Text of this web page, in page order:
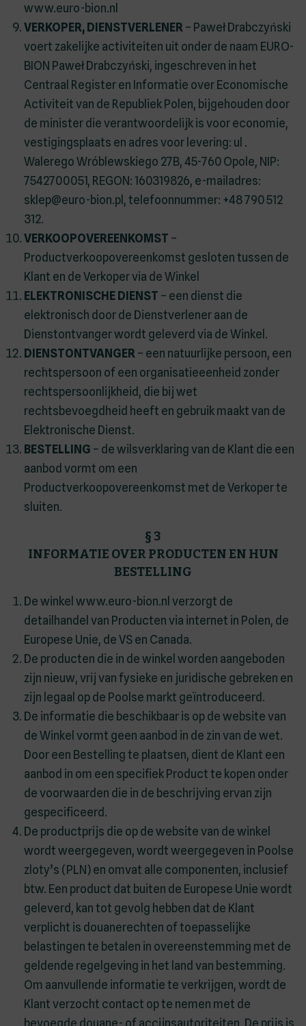
www.euro-bion.nl
VERKOPER, DIENSTVERLENER – Paweł Drabczyński
voert zakelijke activiteiten uit onder de naam EURO-
BION Paweł Drabczyński, ingeschreven in het
Centraal Register en Informatie over Economische
Activiteit van de Republiek Polen, bijgehouden door
de minister die verantwoordelijk is voor economie,
vestigingsplaats en adres voor levering: ul .
Walerego Wróblewskiego 27B, 45-760 Opole, NIP:
7542700051, REGON: 160319826, e-mailadres:
sklep@euro-bion.pl, telefoonnummer: +48 790 512
312.
VERKOOPOVEREENKOMST –
Productverkoopovereenkomst gesloten tussen de
Klant en de Verkoper via de Winkel
ELEKTRONISCHE DIENST – een dienst die
elektronisch door de Dienstverlener aan de
Dienstontvanger wordt geleverd via de Winkel.
DIENSTONTVANGER – een natuurlijke persoon, een
rechtspersoon of een organisatieeenheid zonder
rechtspersoonlijkheid, die bij wet
rechtsbevoegdheid heeft en gebruik maakt van de
Elektronische Dienst.
BESTELLING – de wilsverklaring van de Klant die een
aanbod vormt om een
Productverkoopovereenkomst met de Verkoper te
sluiten.
§ 3
INFORMATIE OVER PRODUCTEN EN HUN
BESTELLING
De winkel www.euro-bion.nl verzorgt de
detailhandel van Producten via internet in Polen, de
Europese Unie, de VS en Canada.
De producten die in de winkel worden aangeboden
zijn nieuw, vrij van fysieke en juridische gebreken en
zijn legaal op de Poolse markt geïntroduceerd.
De informatie die beschikbaar is op de website van
de Winkel vormt geen aanbod in de zin van de wet.
Door een Bestelling te plaatsen, dient de Klant een
aanbod in om een specifiek Product te kopen onder
de voorwaarden die in de beschrijving ervan zijn
gespecificeerd.
De productprijs die op de website van de winkel
wordt weergegeven, wordt weergegeven in Poolse
zloty’s (PLN) en omvat alle componenten, inclusief
btw. Een product dat buiten de Europese Unie wordt
geleverd, kan tot gevolg hebben dat de Klant
verplicht is douanerechten of toepasselijke
belastingen te betalen in overeenstemming met de
geldende regelgeving in het land van bestemming.
Om aanvullende informatie te verkrijgen, wordt de
Klant verzocht contact op te nemen met de